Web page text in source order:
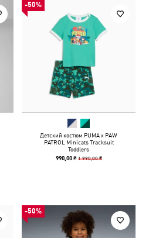
-50%
Детский костюм PUMA x PAW
PATROL Minicats Tracksuit
Toddlers
990,00 ₴ 1 990,00 ₴
-50%